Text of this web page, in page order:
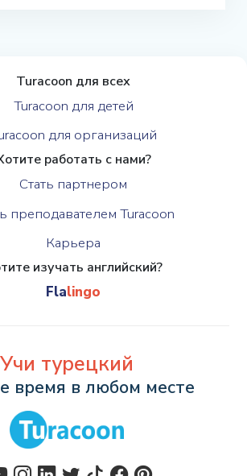
Turacoon для всех
Turacoon для детей
для организаций
работать с нами?
Стать партнером
преподавателем Turacoon
Карьера
изучать английский?
Flalingo
Учи турецкий
время в любом месте